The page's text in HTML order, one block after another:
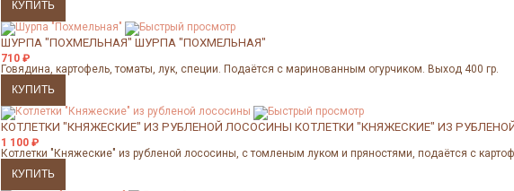
ШУРПА "ПОХМЕЛЬНАЯ" ШУРПА "ПОХМЕЛЬНАЯ"
710 ₽
Говядина, картофель, томаты, лук, специи. Подаётся с маринованным огурчиком. Выход 400 гр.
КОТЛЕТКИ "КНЯЖЕСКИЕ" ИЗ РУБЛЕНОЙ ЛОСОСИНЫ КОТЛЕТКИ "КНЯЖЕСКИЕ" ИЗ
1 100 ₽
Котлетки "Княжеские" из рубленой лососины, с томленым луком и пряностями, подаётся с